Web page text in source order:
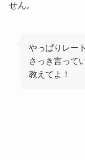
せん。
やっぱりレー
さっき言って
教えてよ！